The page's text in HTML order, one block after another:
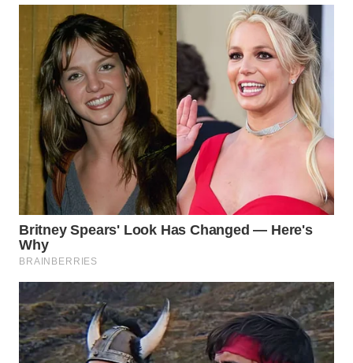
SUMEDANG
WN
CIANJUR
WN
KEPULAUAN
SERIBU
WN
TANGERANG
WN
WN
CIREBON